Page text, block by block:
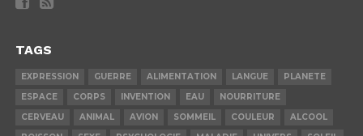
TAGS
EXPRESSION GUERRE ALIMENTATION LANGUE
PLANETE
ESPACE
CORPS INVENTION EAU
NOURRITURE
CERVEAU
ANIMAL AVION SOMMEIL COULEUR
ALCOOL